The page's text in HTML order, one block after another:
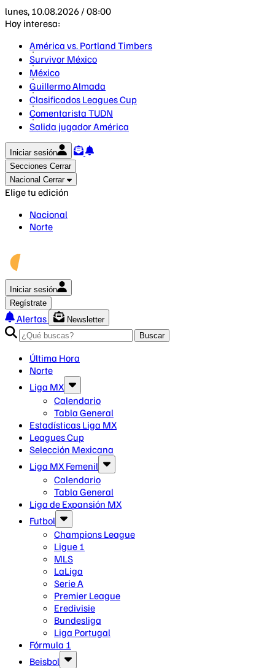
lunes, 10.08.2026 / 08:00
Hoy interesa:
América vs. Portland Timbers
Survivor México
México
Guillermo Almada
Clasificados Leagues Cup
Comentarista TUDN
Salida jugador América
Iniciar sesión
Secciones Cerrar
Nacional Cerrar
Elige tu edición
Nacional
Norte
Iniciar sesión
Regístrate
Alertas
Newsletter
Buscar
Última Hora
Norte
Liga MX
Calendario
Tabla General
Estadísticas Liga MX
Leagues Cup
Selección Mexicana
Liga MX Femenil
Calendario
Tabla General
Liga de Expansión MX
Futbol
Champions League
Ligue 1
MLS
LaLiga
Serie A
Premier League
Eredivisie
Bundesliga
Liga Portugal
Fórmula 1
Beisbol